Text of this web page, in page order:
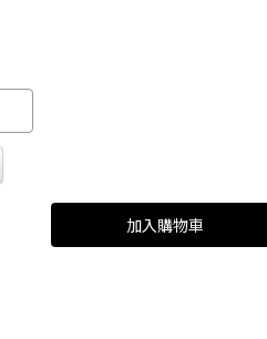
GOODS000000000000000010361
加入購物車